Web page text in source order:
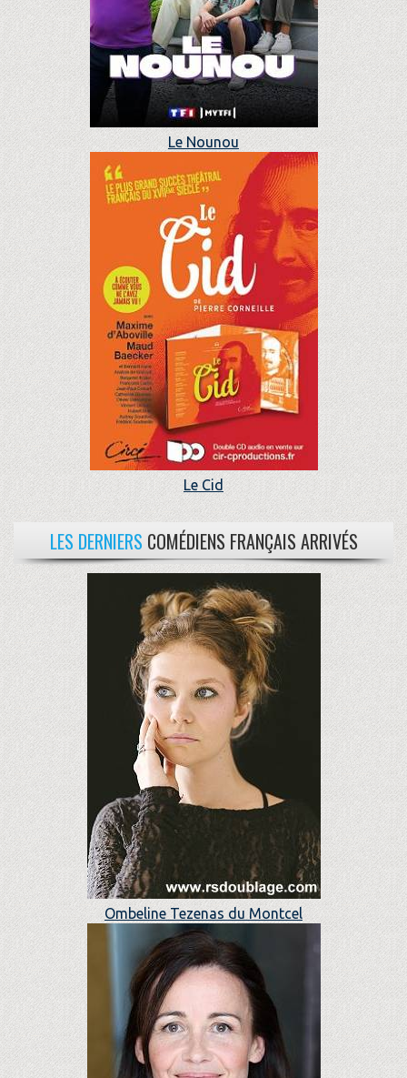
Le Nounou
Le Cid
LES DERNIERS COMÉDIENS FRANÇAIS ARRIVÉS
Ombeline Tezenas du Montcel